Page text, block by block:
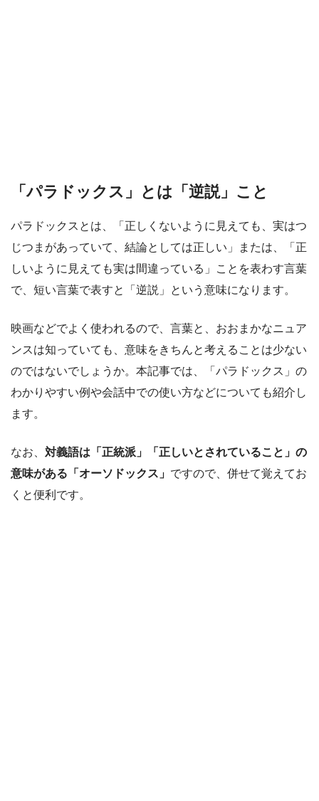
「パラドックス」とは「逆説」こと
パラドックスとは、「正しくないように見えても、実はつ
じつまがあっていて、結論としては正しい」または、「正
しいように見えても実は間違っている」ことを表わす言葉
で、短い言葉で表すと「逆説」という意味になります。
映画などでよく使われるので、言葉と、おおまかなニュア
ンスは知っていても、意味をきちんと考えることは少ない
のではないでしょうか。本記事では、「パラドックス」の
わかりやすい例や会話中での使い方などについても紹介し
ます。
なお、 対義語は「正統派」「正しいとされていること」の
意味がある「オーソドックス」 ですので、併せて覚えてお
くと便利です。